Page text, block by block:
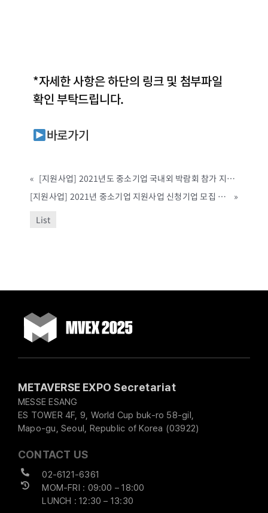
*자세한 사항은 하단의 링크 및 첨부파일
확인 부탁드립니다.
바로가기
«
[지원사업] 2021년도 중소기업 국내외 박람회 참가 지원사업(제천시, ~예산소진시까지)
[지원사업] 2021년 중소기업 지원사업 신청기업 모집 안내(고성시, ~3/30까지)
»
List
METAVERSE EXPO Secretariat
MESSE ESANG
ES TOWER 4F, 9, World Cup buk-ro 58-gil,
Mapo-gu, Seoul, Republic of Korea (03922)
CONTACT US
02-6121-6361
MOM-FRI : 09:00 – 18:00
LUNCH : 12:30 – 13:30